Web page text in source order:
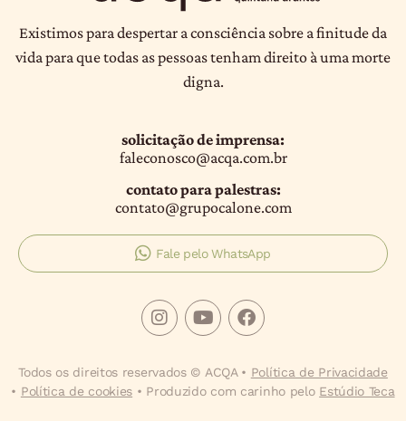
Existimos para despertar a consciência sobre a finitude da
vida para que todas as pessoas tenham direito à uma morte
digna.
solicitação de imprensa:
faleconosco@acqa.com.br
contato para palestras:
contato@grupocalone.com
Fale pelo WhatsApp
Todos os direitos reservados © ACQA • Política de Privacidade
• Política de cookies • Produzido com carinho pelo Estúdio Teca